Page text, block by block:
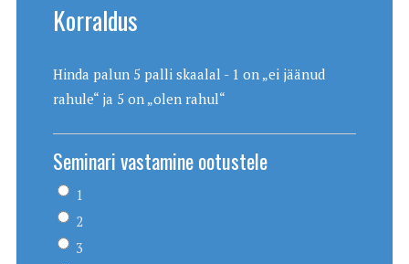
Korraldus
Hinda palun 5 palli skaalal - 1 on „ei jäänud
rahule“ ja 5 on „olen rahul“
Seminari vastamine ootustele
1
2
3